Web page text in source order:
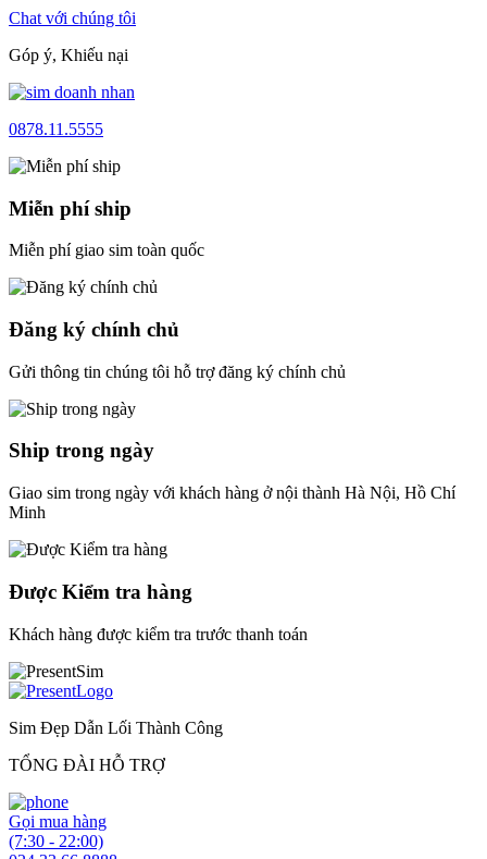
Chat với chúng tôi
Góp ý, Khiếu nại
0878.11.5555
Miễn phí ship
Miễn phí giao sim toàn quốc
Đăng ký chính chủ
Gửi thông tin chúng tôi hỗ trợ đăng ký chính chủ
Ship trong ngày
Giao sim trong ngày với khách hàng ở nội thành Hà Nội, Hồ Chí
Minh
Được Kiểm tra hàng
Khách hàng được kiểm tra trước thanh toán
Sim Đẹp Dẫn Lối Thành Công
TỔNG ĐÀI HỖ TRỢ
Gọi mua hàng
(7:30 - 22:00)